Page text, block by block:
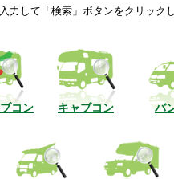
して「検索」ボタンをクリック
コン キャブコン バ